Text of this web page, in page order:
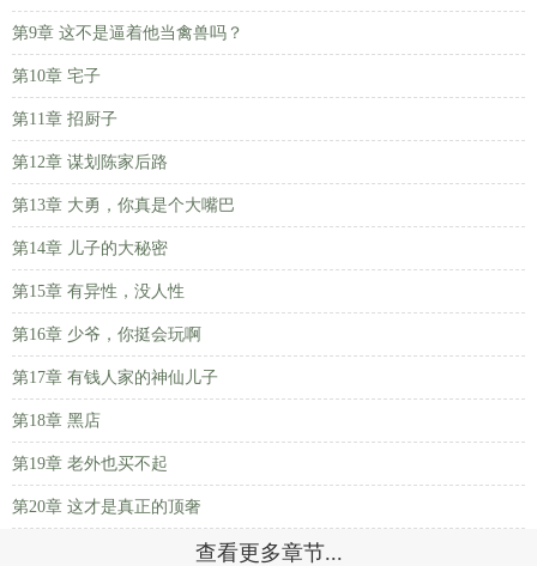
第9章 这不是逼着他当禽兽吗？
第10章 宅子
第11章 招厨子
第12章 谋划陈家后路
第13章 大勇，你真是个大嘴巴
第14章 儿子的大秘密
第15章 有异性，没人性
第16章 少爷，你挺会玩啊
第17章 有钱人家的神仙儿子
第18章 黑店
第19章 老外也买不起
第20章 这才是真正的顶奢
查看更多章节...